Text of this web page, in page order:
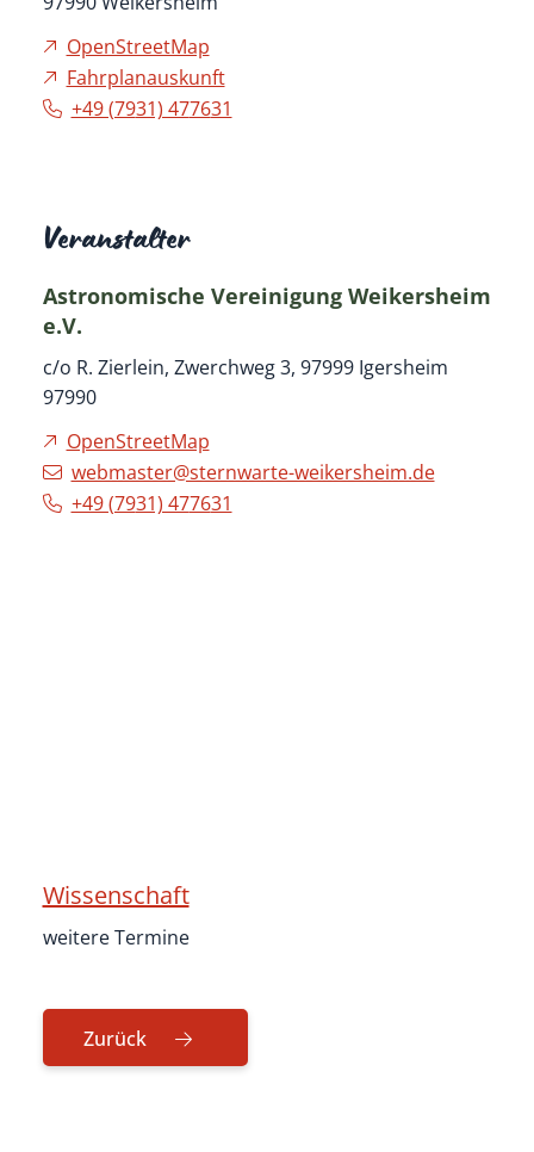
OpenStreetMap
Fahrplanauskunft
+49 (7931) 477631
Veranstalter
Astronomische Vereinigung Weikersheim
e.V.
c/o R. Zierlein, Zwerchweg 3, 97999 Igersheim
97990
OpenStreetMap
webmaster@sternwarte-weikersheim.de
+49 (7931) 477631
Wissenschaft
weitere Termine
Zurück